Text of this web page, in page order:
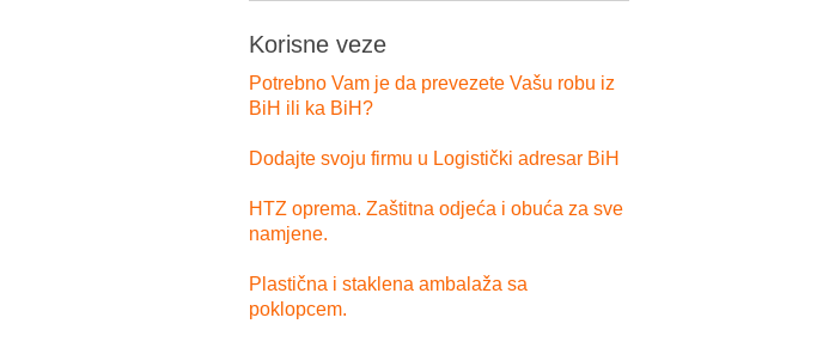
Korisne veze
Potrebno Vam je da prevezete Vašu robu iz
BiH ili ka BiH?
Dodajte svoju firmu u Logistički adresar BiH
HTZ oprema. Zaštitna odjeća i obuća za sve
namjene.
Plastična i staklena ambalaža sa
poklopcem.